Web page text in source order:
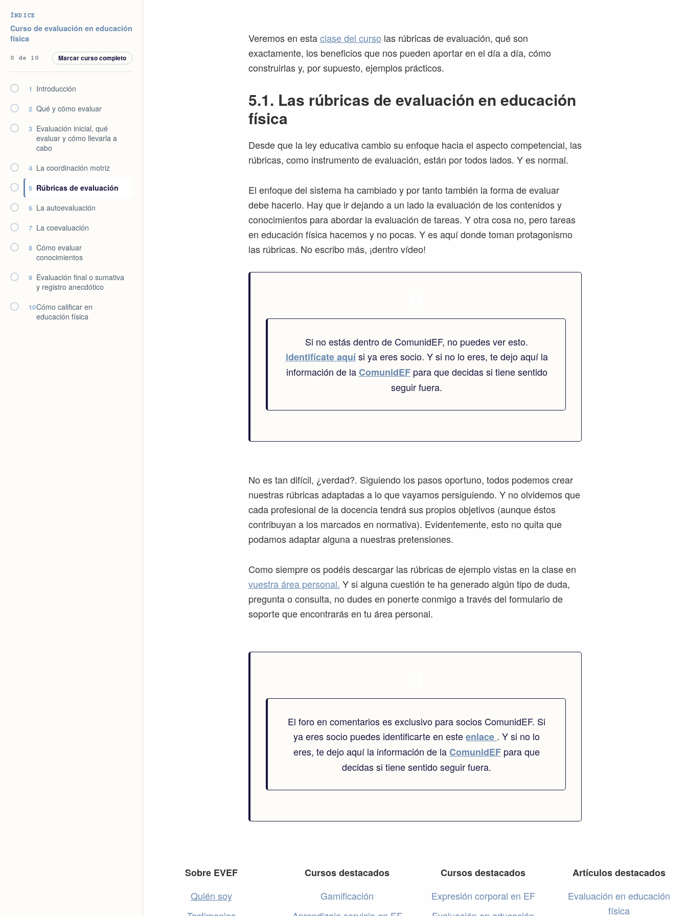
Veremos en estaclase del curso las rúbricas de evaluación, qué son
exactamente, los beneficios que nos pueden aportar en el día a día, cómo
construirlas y, por supuesto, ejemplos prácticos.
5.1. Las rúbricas de evaluación en educación
física
Desde que la ley educativa cambio su enfoque hacia el aspecto competencial, las
rúbricas, como instrumento de evaluación, están por todos lados. Y es normal.
El enfoque del sistema ha cambiado y por tanto también la forma de evaluar
debe hacerlo. Hay que ir dejando a un lado la evaluación de los contenidos y
conocimientos para abordar la evaluación de tareas. Y otra cosa no, pero tareas
en educación física hacemos y no pocas. Y es aquí donde toman protagonismo
las rúbricas. No escribo más, ¡dentro vídeo!
Si no estás dentro de ComunidEF, no puedes ver esto.
identifícate aquísi ya eres socio. Y si no lo eres, te dejo aquí la
información de laComunidEFpara que decidas si tiene sentido
seguir fuera.
No es tan difícil, ¿verdad?. Siguiendo los pasos oportuno, todos podemos crear
nuestras rúbricas adaptadas a lo que vayamos persiguiendo. Y no olvidemos que
cada profesional de la docencia tendrá sus propios objetivos (aunque éstos
contribuyan a los marcados en normativa). Evidentemente, esto no quita que
podamos adaptar alguna a nuestras pretensiones.
Como siempre os podéis descargar las rúbricas de ejemplo vistas en la clase en
vuestra área personal. Y si alguna cuestión te ha generado algún tipo de duda,
pregunta o consulta, no dudes en ponerte conmigo a través del formulario de
soporte que encontrarás en tu área personal.
ÍNDICE
Curso de evaluación en educación
física
0 de 10 Marcar curso completo
1 Introducción
2 Qué y cómo evaluar
3 Evaluación inicial, qué
evaluar y cómo llevarla a
cabo
4 La coordinación motriz
5 Rúbricas de evaluación
6 La autoevaluación
7 La coevaluación
8 Cómo evaluar
conocimientos
9 Evaluación final o sumativa
y registro anecdótico
10Cómo calificar en
educación física
El foro en comentarios es exclusivo para socios ComunidEF. Si
ya eres socio puedes identificarte en esteenlace . Y si no lo
eres, te dejo aquí la información de laComunidEF para que
decidas si tiene sentido seguir fuera.
FooterSobre EVEF
Quién soy
Cursos destacados
Gamificación
Cursos destacados
Expresión corporal en EF
Artículos destacados
Evaluación en educación
física